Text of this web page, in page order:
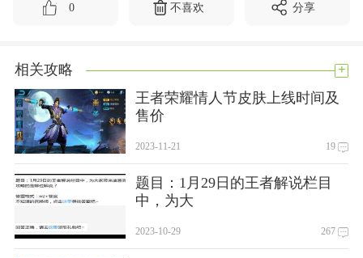
0 不喜欢 分享
相关攻略 +
王者荣耀情人节皮肤上线时间及
售价
2023-11-21 19
题目：1月29日的王者解说栏目
中，为大
2023-10-29 267